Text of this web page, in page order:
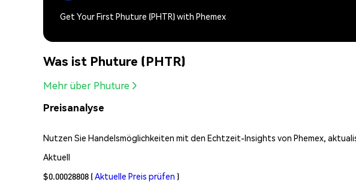
Get Your First Phuture (PHTR) with Phemex
Was ist Phuture (PHTR)
Mehr über Phuture
Preisanalyse
Nutzen Sie Handelsmöglichkeiten mit den Echtzeit-Insights von Phemex,
Aktuell
$0.00028808 (Aktuelle Preis prüfen )